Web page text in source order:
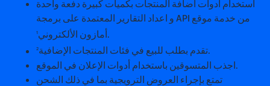
استخدام أدوات أضافة المنتجات بكميات كبيرة دفعة واحدة
و اعداد التقارير المعتمدة على برمجة API من خدمة موقع
أمازون الألكتروني1
.
تقدم بطلب للبيع في فئات المنتجات الإضافية2
.
اجذب المتسوقين باستخدام أدوات الإعلان في الموقع.
تمتع بإجراء العروض الترويجية بما في ذلك الشحن